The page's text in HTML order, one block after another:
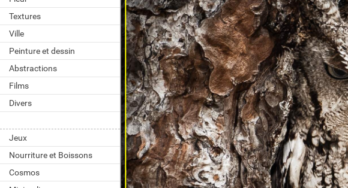
Textures
Ville
Peinture et dessin
Abstractions
Films
Divers
Jeux
Nourriture et Boissons
Cosmos